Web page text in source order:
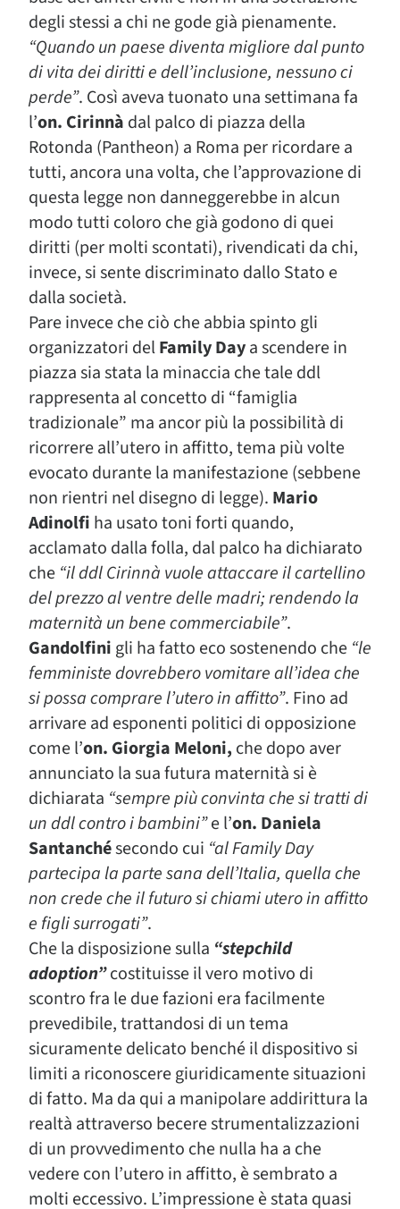
degli stessi a chi ne gode già pienamente.
“Quando un paese diventa migliore dal punto
di vita dei diritti e dell’inclusione, nessuno ci
perde”. Così aveva tuonato una settimana fa
l’on. Cirinnà dal palco di piazza della
Rotonda (Pantheon) a Roma per ricordare a
tutti, ancora una volta, che l’approvazione di
questa legge non danneggerebbe in alcun
modo tutti coloro che già godono di quei
diritti (per molti scontati), rivendicati da chi,
invece, si sente discriminato dallo Stato e
dalla società.
Pare invece che ciò che abbia spinto gli
organizzatori delFamily Daya scendere in
piazza sia stata la minaccia che tale ddl
rappresenta al concetto di “famiglia
tradizionale” ma ancor più la possibilità di
ricorrere all’utero in affitto, tema più volte
evocato durante la manifestazione (sebbene
non rientri nel disegno di legge). Mario
Adinolfi ha usato toni forti quando,
acclamato dalla folla, dal palco ha dichiarato
che “il ddl Cirinnà vuole attaccare il cartellino
del prezzo al ventre delle madri; rendendo la
maternità un bene commerciabile”.
Gandolfini gli ha fatto eco sostenendo che “le
femministe dovrebbero vomitare all’idea che
si possa comprare l’utero in affitto”. Fino ad
arrivare ad esponenti politici di opposizione
come l’on. Giorgia Meloni, che dopo aver
annunciato la sua futura maternità si è
dichiarata “sempre più convinta che si tratti di
un ddl contro i bambini”e l’on. Daniela
Santanchésecondo cui “al Family Day
partecipa la parte sana dell’Italia, quella che
non crede che il futuro si chiami utero in affitto
e figli surrogati”.
Che la disposizione sulla “stepchild
adoption”costituisse il vero motivo di
scontro fra le due fazioni era facilmente
prevedibile, trattandosi di un tema
sicuramente delicato benché il dispositivo si
limiti a riconoscere giuridicamente situazioni
di fatto. Ma da qui a manipolare addirittura la
realtà attraverso becere strumentalizzazioni
di un provvedimento che nulla ha a che
vedere con l’utero in affitto, è sembrato a
molti eccessivo. L’impressione è stata quasi